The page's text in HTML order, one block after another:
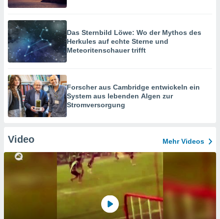
Das Sternbild Löwe: Wo der Mythos des
Herkules auf echte Sterne und
Meteoritenschauer trifft
Forscher aus Cambridge entwickeln ein
System aus lebenden Algen zur
Stromversorgung
Video Mehr Videos